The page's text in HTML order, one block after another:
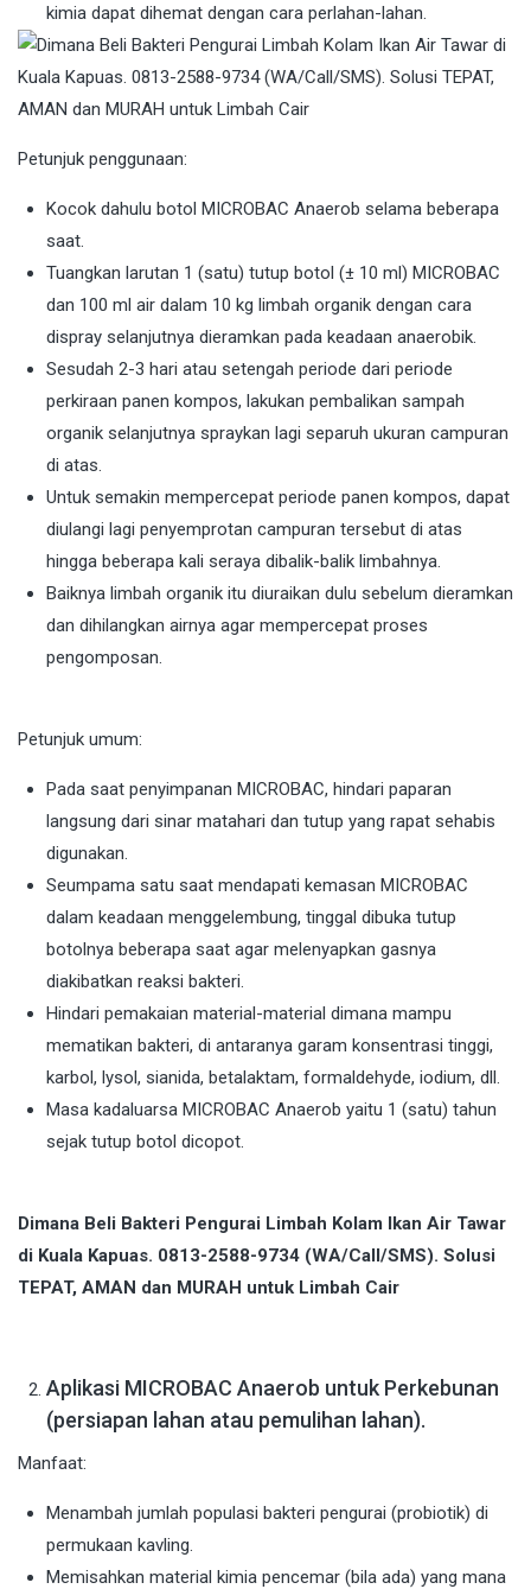
kimia dapat dihemat dengan cara perlahan-lahan.
Petunjuk penggunaan:
Kocok dahulu botol MICROBAC Anaerob selama beberapa
saat.
Tuangkan larutan 1 (satu) tutup botol (± 10 ml) MICROBAC
dan 100 ml air dalam 10 kg limbah organik dengan cara
dispray selanjutnya dieramkan pada keadaan anaerobik.
Sesudah 2-3 hari atau setengah periode dari periode
perkiraan panen kompos, lakukan pembalikan sampah
organik selanjutnya spraykan lagi separuh ukuran campuran
di atas.
Untuk semakin mempercepat periode panen kompos, dapat
diulangi lagi penyemprotan campuran tersebut di atas
hingga beberapa kali seraya dibalik-balik limbahnya.
Baiknya limbah organik itu diuraikan dulu sebelum dieramkan
dan dihilangkan airnya agar mempercepat proses
pengomposan.
Petunjuk umum:
Pada saat penyimpanan MICROBAC, hindari paparan
langsung dari sinar matahari dan tutup yang rapat sehabis
digunakan.
Seumpama satu saat mendapati kemasan MICROBAC
dalam keadaan menggelembung, tinggal dibuka tutup
botolnya beberapa saat agar melenyapkan gasnya
diakibatkan reaksi bakteri.
Hindari pemakaian material-material dimana mampu
mematikan bakteri, di antaranya garam konsentrasi tinggi,
karbol, lysol, sianida, betalaktam, formaldehyde, iodium, dll.
Masa kadaluarsa MICROBAC Anaerob yaitu 1 (satu) tahun
sejak tutup botol dicopot.
Dimana Beli Bakteri Pengurai Limbah Kolam Ikan Air Tawar
di Kuala Kapuas. 0813-2588-9734 (WA/Call/SMS). Solusi
TEPAT, AMAN dan MURAH untuk Limbah Cair
Aplikasi MICROBAC Anaerob untuk Perkebunan
(persiapan lahan atau pemulihan lahan).
Manfaat:
Menambah jumlah populasi bakteri pengurai (probiotik) di
permukaan kavling.
Memisahkan material kimia pencemar (bila ada) yang mana